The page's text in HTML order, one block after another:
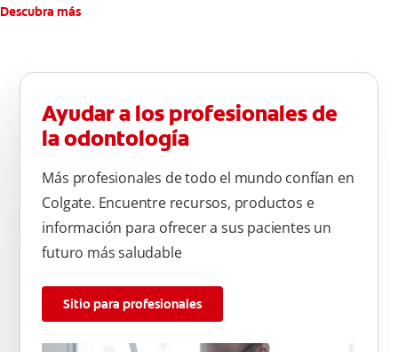
Descubra más
Ayudar a los profesionales de
la odontología
Más profesionales de todo el mundo confían en
Colgate. Encuentre recursos, productos e
información para ofrecer a sus pacientes un
futuro más saludable
Sitio para profesionales